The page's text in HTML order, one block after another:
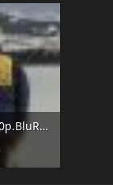
Rocky.IV.1985.1080p.BluRay.x264.anoXmous_.mp4_snapshot_00.52.37_[2015.12.17_03.36.09].jpg